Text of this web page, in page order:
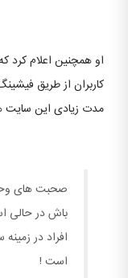
او همچنین اعلام کرد
کاربران از طریق
مدت زیادی این سایت
صحبت های
باش در حالی
افراد در
است !